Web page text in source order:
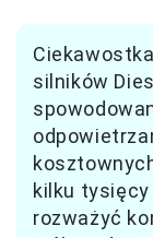
silników
kilku
rozważyć